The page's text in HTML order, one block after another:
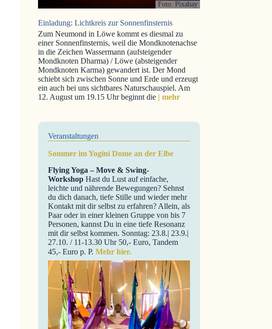
Foto: Pixabay
Einladung: Lichtkreis zur Sonnenfinsternis
Zum Neumond in Löwe kommt es diesmal zu
einer Sonnenfinsternis, weil die Mondknotenachse
in die Zeichen Wassermann (aufsteigender
Mondknoten Dharma) / Löwe (absteigender
Mondknoten Karma) gewandert ist. Der Mond
schiebt sich zwischen Sonne und Erde und erzeugt
ein auch bei uns sichtbares Naturschauspiel. Am
12. August um 19.15 Uhr beginnt die | mehr
Veranstaltungen
Sommer im Yogini Dome an der Elbe
Flying Yoga – Move & Swing-
Workshop Hast du Lust auf einfache,
leichte und nährende Bewegungen? Sehnst
du dich danach, tiefe Stille und wieder mehr
Kontakt mit dir selbst zu erfahren? Allein, als
Paar oder in einer kleinen Gruppe von bis 7
Personen, kannst Du in eine tiefe Resonanz
mit dir selbst kommen. Sonntag: 23.8.| 23.9.|
27.10. / 11-13.30 Uhr 50,- Euro, Tandem
45,- Euro p. P. Mehr hier.